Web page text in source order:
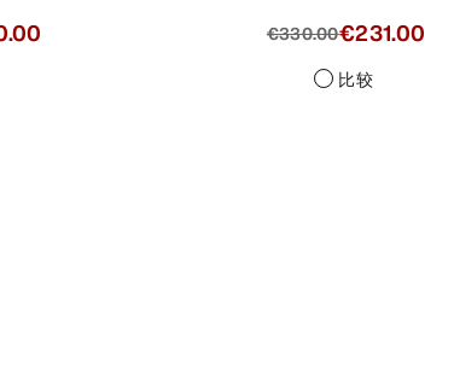
€330.00€231.00
比较